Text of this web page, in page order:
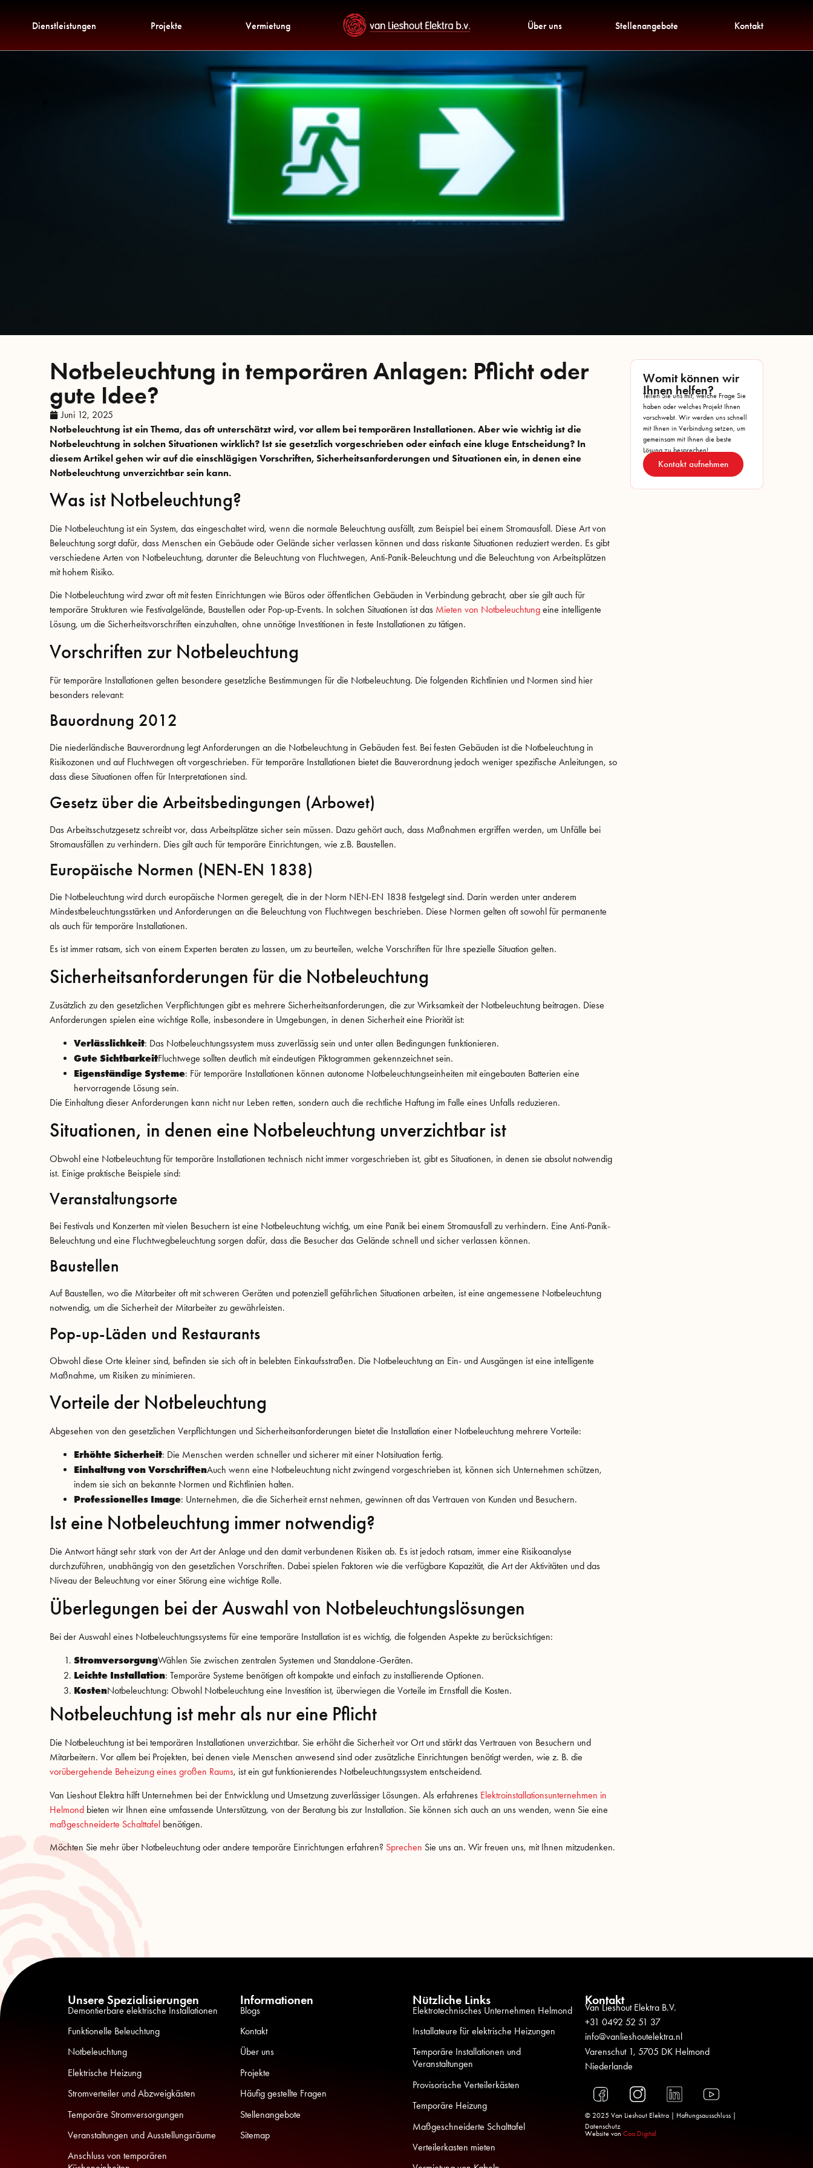
Dienstleistungen Projekte Vermietung Über uns Stellenangebote Kontakt
Notbeleuchtung in temporären Anlagen: Pflicht oder
gute Idee?
Juni 12, 2025
Notbeleuchtung ist ein Thema, das oft unterschätzt wird, vor allem bei temporären Installationen. Aber wie wichtig ist die
Notbeleuchtung in solchen Situationen wirklich? Ist sie gesetzlich vorgeschrieben oder einfach eine kluge Entscheidung? In
diesem Artikel gehen wir auf die einschlägigen Vorschriften, Sicherheitsanforderungen und Situationen ein, in denen eine
Notbeleuchtung unverzichtbar sein kann.
Was ist Notbeleuchtung?
Die Notbeleuchtung ist ein System, das eingeschaltet wird, wenn die normale Beleuchtung ausfällt, zum Beispiel bei einem Stromausfall. Diese Art von
Beleuchtung sorgt dafür, dass Menschen ein Gebäude oder Gelände sicher verlassen können und dass riskante Situationen reduziert werden. Es gibt
verschiedene Arten von Notbeleuchtung, darunter die Beleuchtung von Fluchtwegen, Anti-Panik-Beleuchtung und die Beleuchtung von Arbeitsplätzen
mit hohem Risiko.
Die Notbeleuchtung wird zwar oft mit festen Einrichtungen wie Büros oder öffentlichen Gebäuden in Verbindung gebracht, aber sie gilt auch für
temporäre Strukturen wie Festivalgelände, Baustellen oder Pop-up-Events. In solchen Situationen ist das Mieten von Notbeleuchtung eine intelligente
Lösung, um die Sicherheitsvorschriften einzuhalten, ohne unnötige Investitionen in feste Installationen zu tätigen.
Vorschriften zur Notbeleuchtung
Für temporäre Installationen gelten besondere gesetzliche Bestimmungen für die Notbeleuchtung. Die folgenden Richtlinien und Normen sind hier
besonders relevant:
Bauordnung 2012
Die niederländische Bauverordnung legt Anforderungen an die Notbeleuchtung in Gebäuden fest. Bei festen Gebäuden ist die Notbeleuchtung in
Risikozonen und auf Fluchtwegen oft vorgeschrieben. Für temporäre Installationen bietet die Bauverordnung jedoch weniger spezifische Anleitungen, so
dass diese Situationen offen für Interpretationen sind.
Gesetz über die Arbeitsbedingungen (Arbowet)
Das Arbeitsschutzgesetz schreibt vor, dass Arbeitsplätze sicher sein müssen. Dazu gehört auch, dass Maßnahmen ergriffen werden, um Unfälle bei
Stromausfällen zu verhindern. Dies gilt auch für temporäre Einrichtungen, wie z.B. Baustellen.
Europäische Normen (NEN-EN 1838)
Die Notbeleuchtung wird durch europäische Normen geregelt, die in der Norm NEN-EN 1838 festgelegt sind. Darin werden unter anderem
Mindestbeleuchtungsstärken und Anforderungen an die Beleuchtung von Fluchtwegen beschrieben. Diese Normen gelten oft sowohl für permanente
als auch für temporäre Installationen.
Es ist immer ratsam, sich von einem Experten beraten zu lassen, um zu beurteilen, welche Vorschriften für Ihre spezielle Situation gelten.
Sicherheitsanforderungen für die Notbeleuchtung
Zusätzlich zu den gesetzlichen Verpflichtungen gibt es mehrere Sicherheitsanforderungen, die zur Wirksamkeit der Notbeleuchtung beitragen. Diese
Anforderungen spielen eine wichtige Rolle, insbesondere in Umgebungen, in denen Sicherheit eine Priorität ist:
Verlässlichkeit: Das Notbeleuchtungssystem muss zuverlässig sein und unter allen Bedingungen funktionieren.
Gute SichtbarkeitFluchtwege sollten deutlich mit eindeutigen Piktogrammen gekennzeichnet sein.
Eigenständige Systeme: Für temporäre Installationen können autonome Notbeleuchtungseinheiten mit eingebauten Batterien eine
hervorragende Lösung sein.
Die Einhaltung dieser Anforderungen kann nicht nur Leben retten, sondern auch die rechtliche Haftung im Falle eines Unfalls reduzieren.
Situationen, in denen eine Notbeleuchtung unverzichtbar ist
Obwohl eine Notbeleuchtung für temporäre Installationen technisch nicht immer vorgeschrieben ist, gibt es Situationen, in denen sie absolut notwendig
ist. Einige praktische Beispiele sind:
Veranstaltungsorte
Bei Festivals und Konzerten mit vielen Besuchern ist eine Notbeleuchtung wichtig, um eine Panik bei einem Stromausfall zu verhindern. Eine Anti-Panik-
Beleuchtung und eine Fluchtwegbeleuchtung sorgen dafür, dass die Besucher das Gelände schnell und sicher verlassen können.
Baustellen
Auf Baustellen, wo die Mitarbeiter oft mit schweren Geräten und potenziell gefährlichen Situationen arbeiten, ist eine angemessene Notbeleuchtung
notwendig, um die Sicherheit der Mitarbeiter zu gewährleisten.
Pop-up-Läden und Restaurants
Obwohl diese Orte kleiner sind, befinden sie sich oft in belebten Einkaufsstraßen. Die Notbeleuchtung an Ein- und Ausgängen ist eine intelligente
Maßnahme, um Risiken zu minimieren.
Vorteile der Notbeleuchtung
Abgesehen von den gesetzlichen Verpflichtungen und Sicherheitsanforderungen bietet die Installation einer Notbeleuchtung mehrere Vorteile:
Erhöhte Sicherheit: Die Menschen werden schneller und sicherer mit einer Notsituation fertig.
Einhaltung von VorschriftenAuch wenn eine Notbeleuchtung nicht zwingend vorgeschrieben ist, können sich Unternehmen schützen,
indem sie sich an bekannte Normen und Richtlinien halten.
Professionelles Image: Unternehmen, die die Sicherheit ernst nehmen, gewinnen oft das Vertrauen von Kunden und Besuchern.
Ist eine Notbeleuchtung immer notwendig?
Die Antwort hängt sehr stark von der Art der Anlage und den damit verbundenen Risiken ab. Es ist jedoch ratsam, immer eine Risikoanalyse
durchzuführen, unabhängig von den gesetzlichen Vorschriften. Dabei spielen Faktoren wie die verfügbare Kapazität, die Art der Aktivitäten und das
Niveau der Beleuchtung vor einer Störung eine wichtige Rolle.
Überlegungen bei der Auswahl von Notbeleuchtungslösungen
Bei der Auswahl eines Notbeleuchtungssystems für eine temporäre Installation ist es wichtig, die folgenden Aspekte zu berücksichtigen:
StromversorgungWählen Sie zwischen zentralen Systemen und Standalone-Geräten.
Leichte Installation: Temporäre Systeme benötigen oft kompakte und einfach zu installierende Optionen.
KostenNotbeleuchtung: Obwohl Notbeleuchtung eine Investition ist, überwiegen die Vorteile im Ernstfall die Kosten.
Notbeleuchtung ist mehr als nur eine Pflicht
Die Notbeleuchtung ist bei temporären Installationen unverzichtbar. Sie erhöht die Sicherheit vor Ort und stärkt das Vertrauen von Besuchern und
Mitarbeitern. Vor allem bei Projekten, bei denen viele Menschen anwesend sind oder zusätzliche Einrichtungen benötigt werden, wie z. B. die
vorübergehende Beheizung eines großen Raums, ist ein gut funktionierendes Notbeleuchtungssystem entscheidend.
Van Lieshout Elektra hilft Unternehmen bei der Entwicklung und Umsetzung zuverlässiger Lösungen. Als erfahrenes Elektroinstallationsunternehmen in
Helmond bieten wir Ihnen eine umfassende Unterstützung, von der Beratung bis zur Installation. Sie können sich auch an uns wenden, wenn Sie eine
maßgeschneiderte Schalttafel benötigen.
Möchten Sie mehr über Notbeleuchtung oder andere temporäre Einrichtungen erfahren? Sprechen Sie uns an. Wir freuen uns, mit Ihnen mitzudenken.
Womit können wir
Ihnen helfen?
Teilen Sie uns mit, welche Frage Sie
haben oder welches Projekt Ihnen
vorschwebt. Wir werden uns schnell
mit Ihnen in Verbindung setzen, um
gemeinsam mit Ihnen die beste
Lösung zu besprechen!
Kontakt aufnehmen
Unsere Spezialisierungen
Demontierbare elektrische Installationen
Funktionelle Beleuchtung
Notbeleuchtung
Elektrische Heizung
Stromverteiler und Abzweigkästen
Temporäre Stromversorgungen
Veranstaltungen und Ausstellungsräume
Anschluss von temporären
Informationen
Blogs
Kontakt
Über uns
Projekte
Häufig gestellte Fragen
Stellenangebote
Sitemap
Nützliche Links
Elektrotechnisches Unternehmen Helmond
Installateure für elektrische Heizungen
Temporäre Installationen und
Veranstaltungen
Provisorische Verteilerkästen
Temporäre Heizung
Maßgeschneiderte Schalttafel
Verteilerkasten mieten
Kontakt
Van Lieshout Elektra B.V.
+31 0492 52 51 37
info@vanlieshoutelektra.nl
Varenschut 1, 5705 DK Helmond
Niederlande
© 2025 Van Lieshout Elektra | Haftungsausschluss |
Datenschutz
Website von Coo Digital